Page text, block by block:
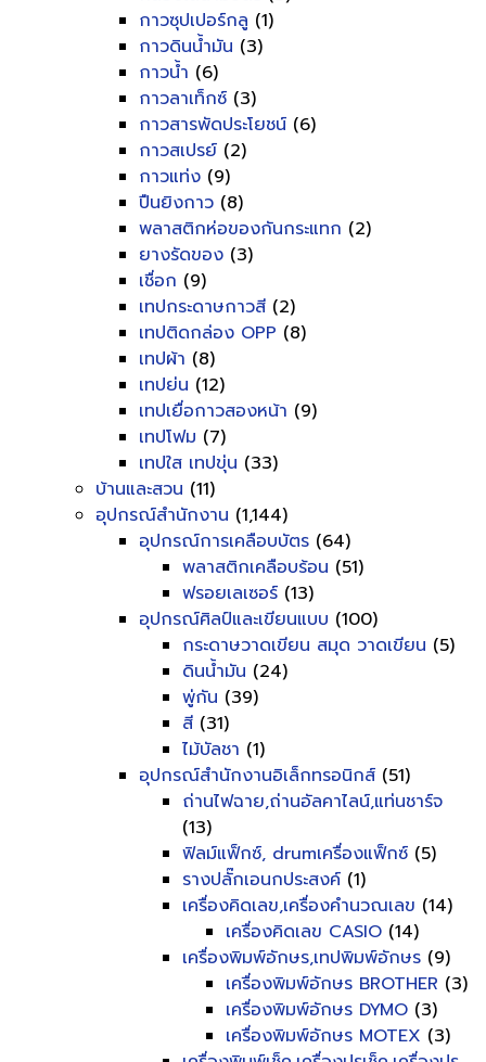
กาวซุปเปอร์กลู (1)
กาวดินน้ำมัน (3)
กาวน้ำ (6)
กาวลาเท็กซ์ (3)
กาวสารพัดประโยชน์ (6)
กาวสเปรย์ (2)
กาวแท่ง (9)
ปืนยิงกาว (8)
พลาสติกห่อของกันกระแทก (2)
ยางรัดของ (3)
เชื่อก (9)
เทปกระดาษกาวสี (2)
เทปติดกล่อง OPP (8)
เทปผ้า (8)
เทปย่น (12)
เทปเยื่อกาวสองหน้า (9)
เทปโฟม (7)
เทปใส เทปขุ่น (33)
บ้านและสวน (11)
อุปกรณ์สำนักงาน (1,144)
อุปกรณ์การเคลือบบัตร (64)
พลาสติกเคลือบร้อน (51)
ฟรอยเลเซอร์ (13)
อุปกรณ์ศิลป์และเขียนแบบ (100)
กระดาษวาดเขียน สมุด วาดเขียน (5)
ดินน้ำมัน (24)
พู่กัน (39)
สี (31)
ไม้บัลชา (1)
อุปกรณ์สำนักงานอิเล็กทรอนิกส์ (51)
ถ่านไฟฉาย,ถ่านอัลคาไลน์,แท่นชาร์จ
(13)
ฟิลม์แฟ็กซ์, drumเครื่องแฟ็กซ์ (5)
รางปลั๊กเอนกประสงค์ (1)
เครื่องคิดเลข,เครื่องคำนวณเลข (14)
เครื่องคิดเลข CASIO (14)
เครื่องพิมพ์อักษร,เทปพิมพ์อักษร (9)
เครื่องพิมพ์อักษร BROTHER (3)
เครื่องพิมพ์อักษร DYMO (3)
เครื่องพิมพ์อักษร MOTEX (3)